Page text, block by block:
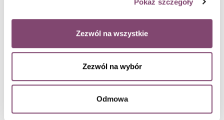
Zezwól na wszystkie
Zezwól na wybór
Odmowa
zmianę ten projekt by się nie udał. Odpowiadając na pytanie
Michała Kozłowskiego, Paweł stwierdził, że gdyby mógł coś
zrobić inaczej, prowadząc ten projekt, to od samego początku
żeby trudne rozmowy na ten temat były łatwiejsze.